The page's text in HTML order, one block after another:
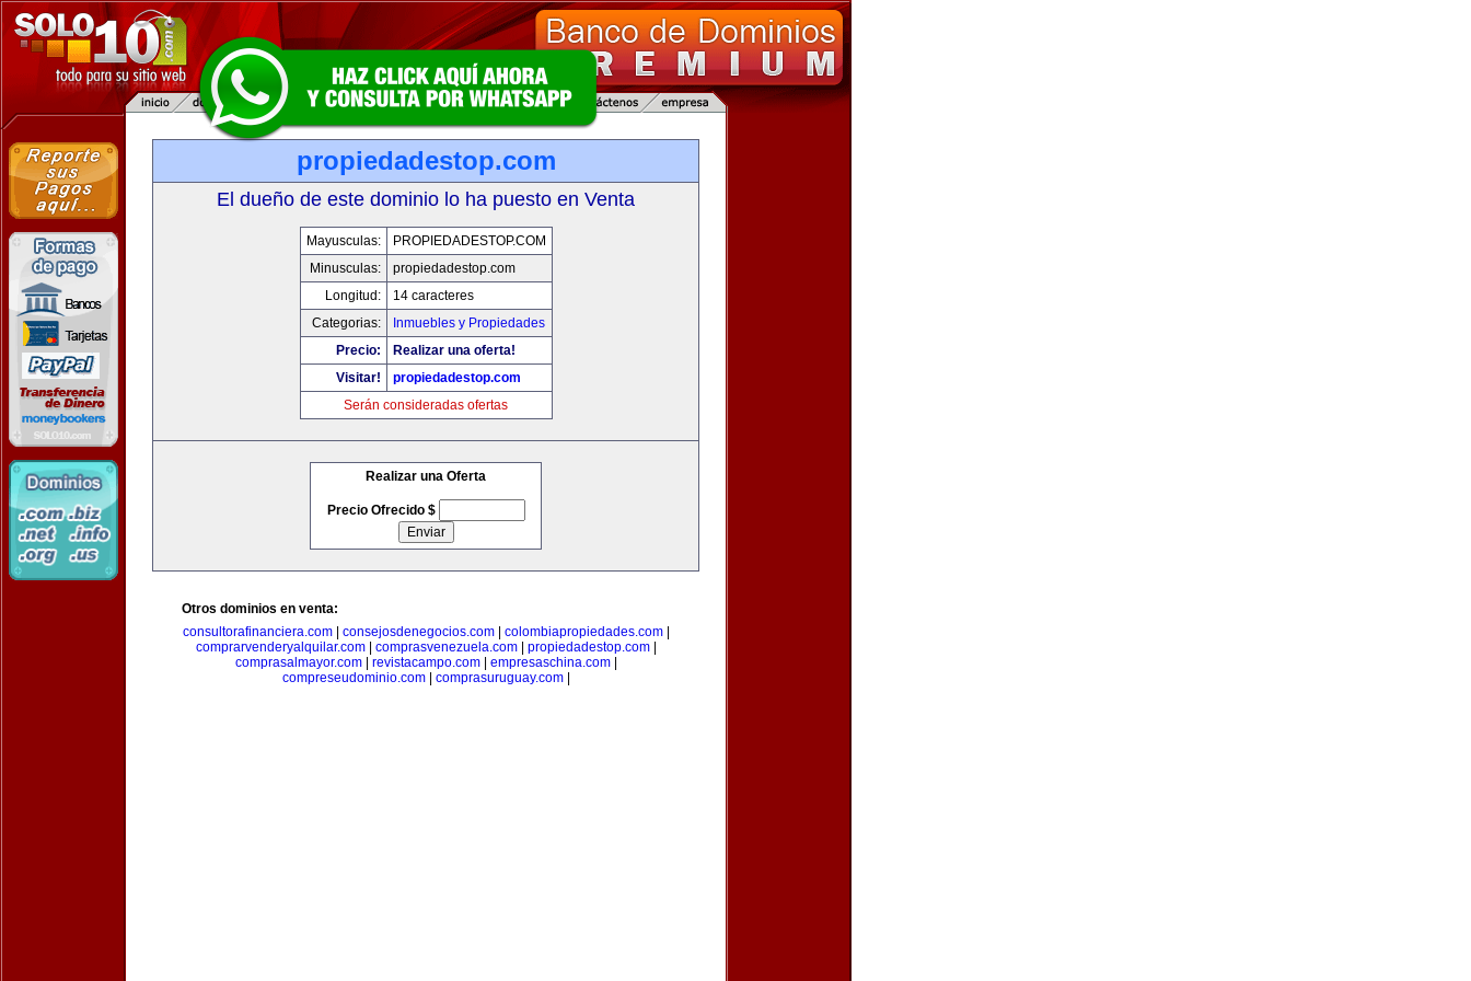
propiedadestop.com
El dueño de este dominio lo ha puesto en Venta
Mayusculas:
PROPIEDADESTOP.COM
Minusculas:
propiedadestop.com
Longitud:
14 caracteres
Categorias:
Inmuebles y Propiedades
Precio:
Realizar una oferta!
Visitar!
propiedadestop.com
Serán consideradas ofertas
Realizar una Oferta
Precio Ofrecido $
Otros dominios en venta:
consultorafinanciera.com| consejosdenegocios.com| colombiapropiedades.com|
comprarvenderyalquilar.com| comprasvenezuela.com| propiedadestop.com|
comprasalmayor.com| revistacampo.com| empresaschina.com|
compreseudominio.com| comprasuruguay.com|